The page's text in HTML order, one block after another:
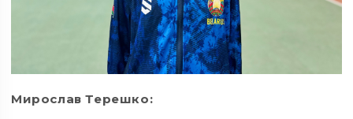
Мирослав Терешко: